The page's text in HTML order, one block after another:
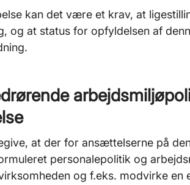
kan det være et krav, at
og at status for opfyldelsen af
at der for ansættelserne på
personalepolitik og
og f.eks. modvirke en